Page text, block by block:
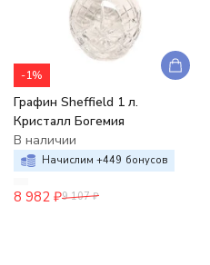
-1%
Графин Sheffield 1 л.
Кристалл Богемия
В наличии
Начислим +449 бонусов
8 982 ₽9 107 ₽